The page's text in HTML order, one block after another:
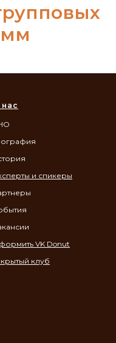
и спикеры
VK Donut
клуб